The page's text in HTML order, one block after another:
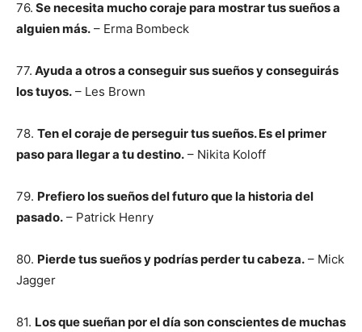
76. Se necesita mucho coraje para mostrar tus sueños a
alguien más. – Erma Bombeck
77. Ayuda a otros a conseguir sus sueños y conseguirás
los tuyos. – Les Brown
78. Ten el coraje de perseguir tus sueños. Es el primer
paso para llegar a tu destino. – Nikita Koloff
79. Prefiero los sueños del futuro que la historia del
pasado. – Patrick Henry
80. Pierde tus sueños y podrías perder tu cabeza. – Mick
Jagger
81. Los que sueñan por el día son conscientes de muchas